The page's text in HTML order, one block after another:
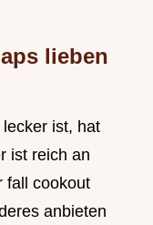
lieben
ist, hat
ist reich an
fall cookout
anbieten